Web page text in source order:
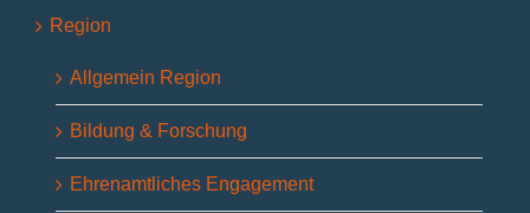
Region
Allgemein Region
Bildung & Forschung
Ehrenamtliches Engagement